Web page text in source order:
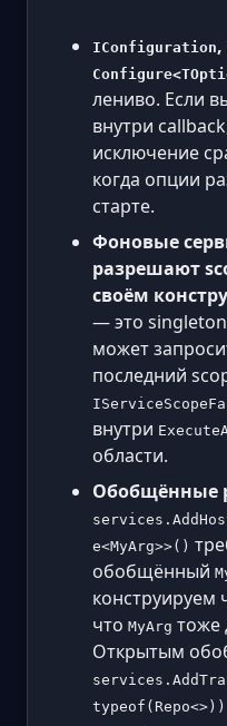
IConfiguration
лениво. Если
внутри
исключение
когда опции
старте.
Фоновые
разрешают
своём
— это
может
последний
внутри
области.
Обобщённые
e<MyArg>>()
обобщённый
конструируем
что MyArg тоже
Открытым
typeof(Repo<>))